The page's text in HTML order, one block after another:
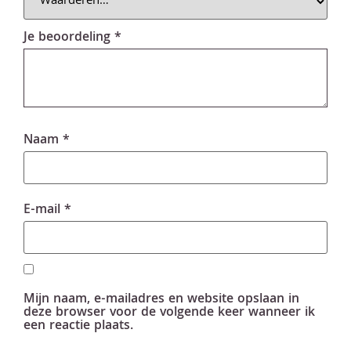
Je beoordeling*
Naam *
E-mail*
Mijn naam, e-mailadres en website opslaan in
deze browser voor de volgende keer wanneer ik
een reactie plaats.